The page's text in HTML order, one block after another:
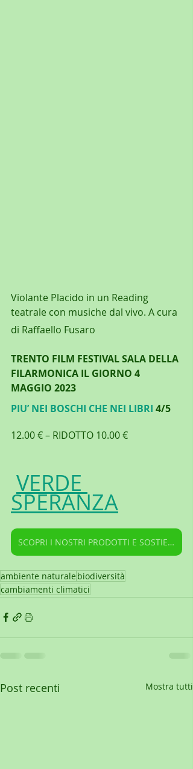
Violante Placido in un Reading
teatrale con musiche dal vivo. A cura
di Raffaello Fusaro
TRENTO FILM FESTIVAL SALA DELLA
FILARMONICA IL GIORNO 4
MAGGIO 2023
PIU’ NEI BOSCHI CHE NEI LIBRI 4/5
12.00 € – RIDOTTO 10.00 €
VERDE
SPERANZA
SCOPRI I NOSTRI PRODOTTI E SOSTIENI IL NOSTRO CENTRO EDUCATIVO
ambiente naturale biodiversità
cambiamenti climatici
Post recenti Mostra tutti